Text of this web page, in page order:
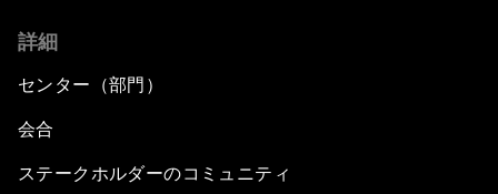
詳細
センター（部門）
会合
ステークホルダーのコミュニティ